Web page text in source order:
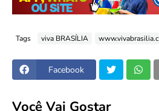
Tags viva BRASÍLIA
Facebook
Você Vai Gostar